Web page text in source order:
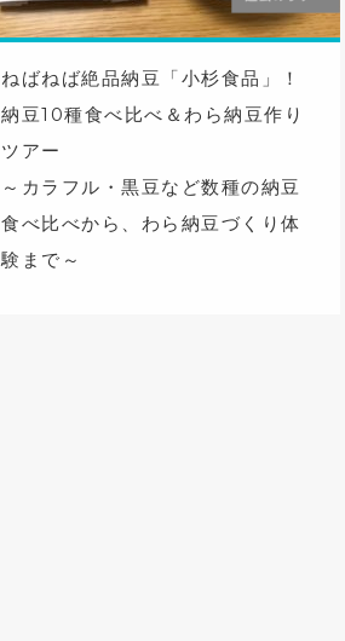
ねばねば絶品納豆「小杉食品」！
納豆10種食べ比べ＆わら納豆作り
ツアー
～カラフル・黒豆など数種の納豆
食べ比べから、わら納豆づくり体
験まで～